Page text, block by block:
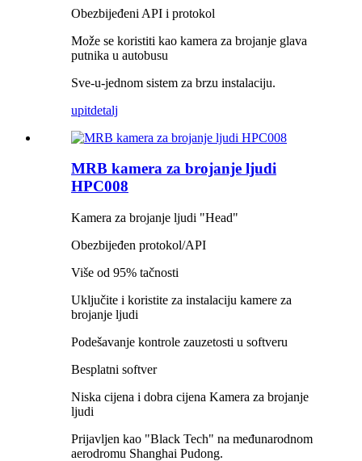
Obezbijeđeni API i protokol
Može se koristiti kao kamera za brojanje glava
putnika u autobusu
Sve-u-jednom sistem za brzu instalaciju.
upitdetalj
MRB kamera za brojanje ljudi
HPC008
Kamera za brojanje ljudi "Head"
Obezbijeđen protokol/API
Više od 95% tačnosti
Uključite i koristite za instalaciju kamere za
brojanje ljudi
Podešavanje kontrole zauzetosti u softveru
Besplatni softver
Niska cijena i dobra cijena Kamera za brojanje
ljudi
Prijavljen kao "Black Tech" na međunarodnom
aerodromu Shanghai Pudong.